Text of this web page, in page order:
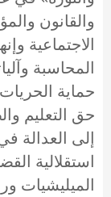
والقانون
الاجتماعية
المحاسبة
حماية
حق التعليم
إلى العدالة
استقلالية
الميليشيات